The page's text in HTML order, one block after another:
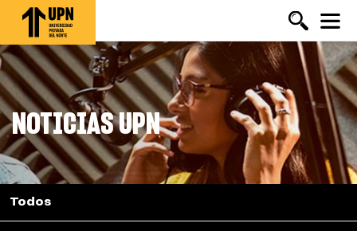
Pasar
contenido
principal
NOTICIAS UPN
Todos